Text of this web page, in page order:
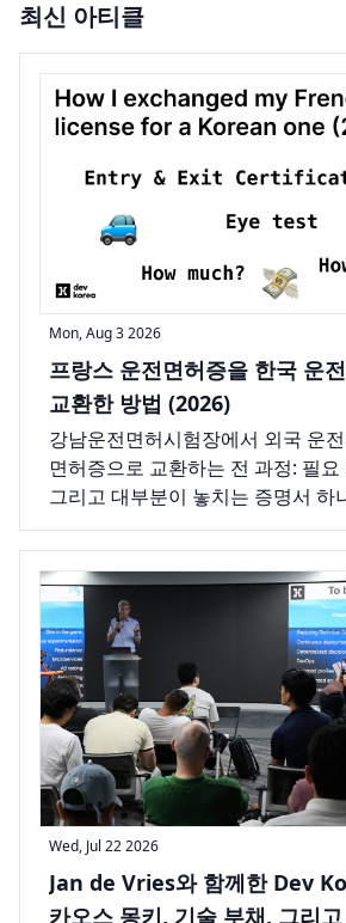
최신 아티클
Mon, Aug 3 2026
프랑스 운전면허증을 한국 운
교환한 방법 (2026)
강남운전면허시험장에서 외국 운
면허증으로 교환하는 전 과정: 필
그리고 대부분이 놓치는 증명서 하
Wed, Jul 22 2026
Jan de Vries와 함께한 Dev
카오스 몽키, 기술 부채, 그리